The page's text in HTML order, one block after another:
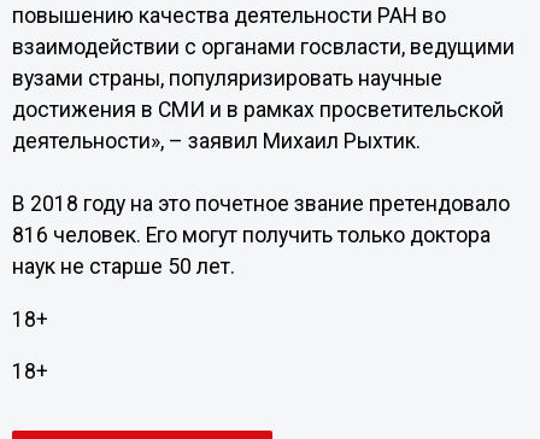
повышению качества деятельности РАН во
взаимодействии с органами госвласти, ведущими
вузами страны, популяризировать научные
достижения в СМИ и в рамках просветительской
деятельности», – заявил Михаил Рыхтик.
В 2018 году на это почетное звание претендовало
816 человек. Его могут получить только доктора
наук не старше 50 лет.
18+
18+